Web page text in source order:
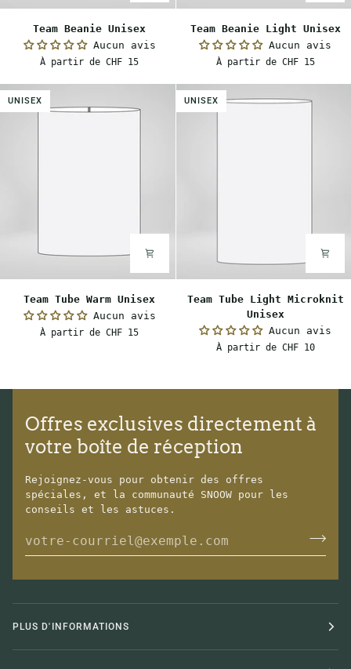
Beanie
Unisex
Team Beanie Unisex
Aucun avis
À partir de CHF 15
Beanie
Light
Unisex
Team Beanie Light Unisex
Aucun avis
À partir de CHF 15
UNISEX
Tube
Warm
Unisex
Team Tube Warm Unisex
Aucun avis
À partir de CHF 15
UNISEX
Tube
Microknit
Unisex
Team Tube Light Microknit
Unisex
Aucun avis
À partir de CHF 10
Offres exclusives directement à
votre boîte de réception
Rejoignez-vous pour obtenir des offres
spéciales, et la communauté SNOOW pour les
conseils et les astuces.
PLUS D'INFORMATIONS